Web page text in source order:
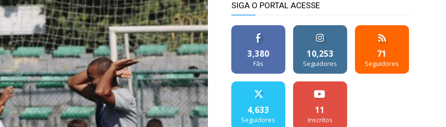
SIGA O PORTAL ACESSE
3,380
Fãs
10,253
Seguidores
71
Seguidores
4,633
Seguidores
11
Inscritos